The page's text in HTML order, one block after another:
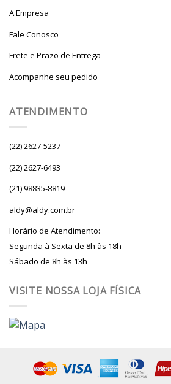
A Empresa
Fale Conosco
Frete e Prazo de Entrega
Acompanhe seu pedido
ATENDIMENTO
(22) 2627-5237
(22) 2627-6493
(21) 98835-8819
aldy@aldy.com.br
Horário de Atendimento:
Segunda à Sexta de 8h às 18h
Sábado de 8h às 13h
VISITE NOSSA LOJA FÍSICA